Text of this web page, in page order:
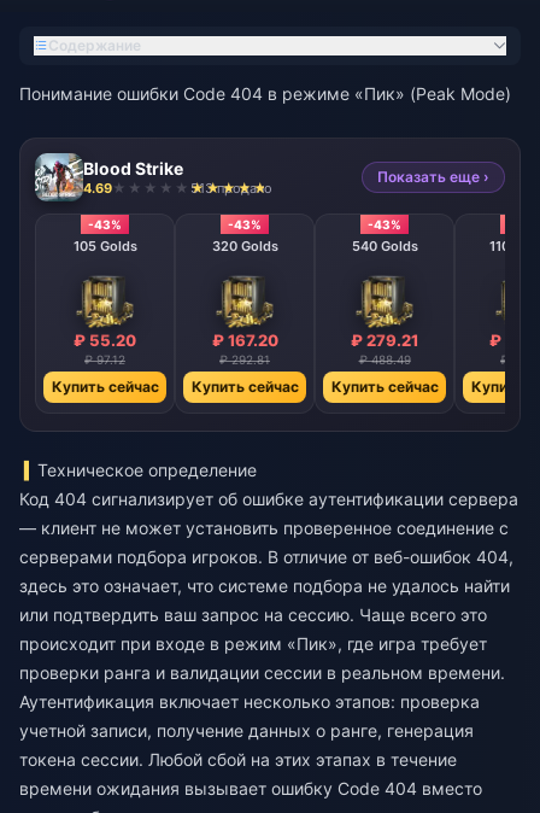
Содержание
Понимание ошибки Code 404 в режиме «Пик» (Peak Mode)
Blood Strike
4.69 513 продано
Показать еще ›
-43%
105 Golds
₽ 55.20
₽ 97.12
Купить сейчас
-43%
320 Golds
₽ 167.20
₽ 292.81
Купить сейчас
-43%
540 Golds
₽ 279.21
₽ 488.49
Купить сейчас
1100
₽
₽
Купить
Техническое определение
Код 404 сигнализирует об ошибке аутентификации сервера
— клиент не может установить проверенное соединение с
серверами подбора игроков. В отличие от веб-ошибок 404,
здесь это означает, что системе подбора не удалось найти
или подтвердить ваш запрос на сессию. Чаще всего это
происходит при входе в режим «Пик», где игра требует
проверки ранга и валидации сессии в реальном времени.
Аутентификация включает несколько этапов: проверка
учетной записи, получение данных о ранге, генерация
токена сессии. Любой сбой на этих этапах в течение
времени ожидания вызывает ошибку Code 404 вместо